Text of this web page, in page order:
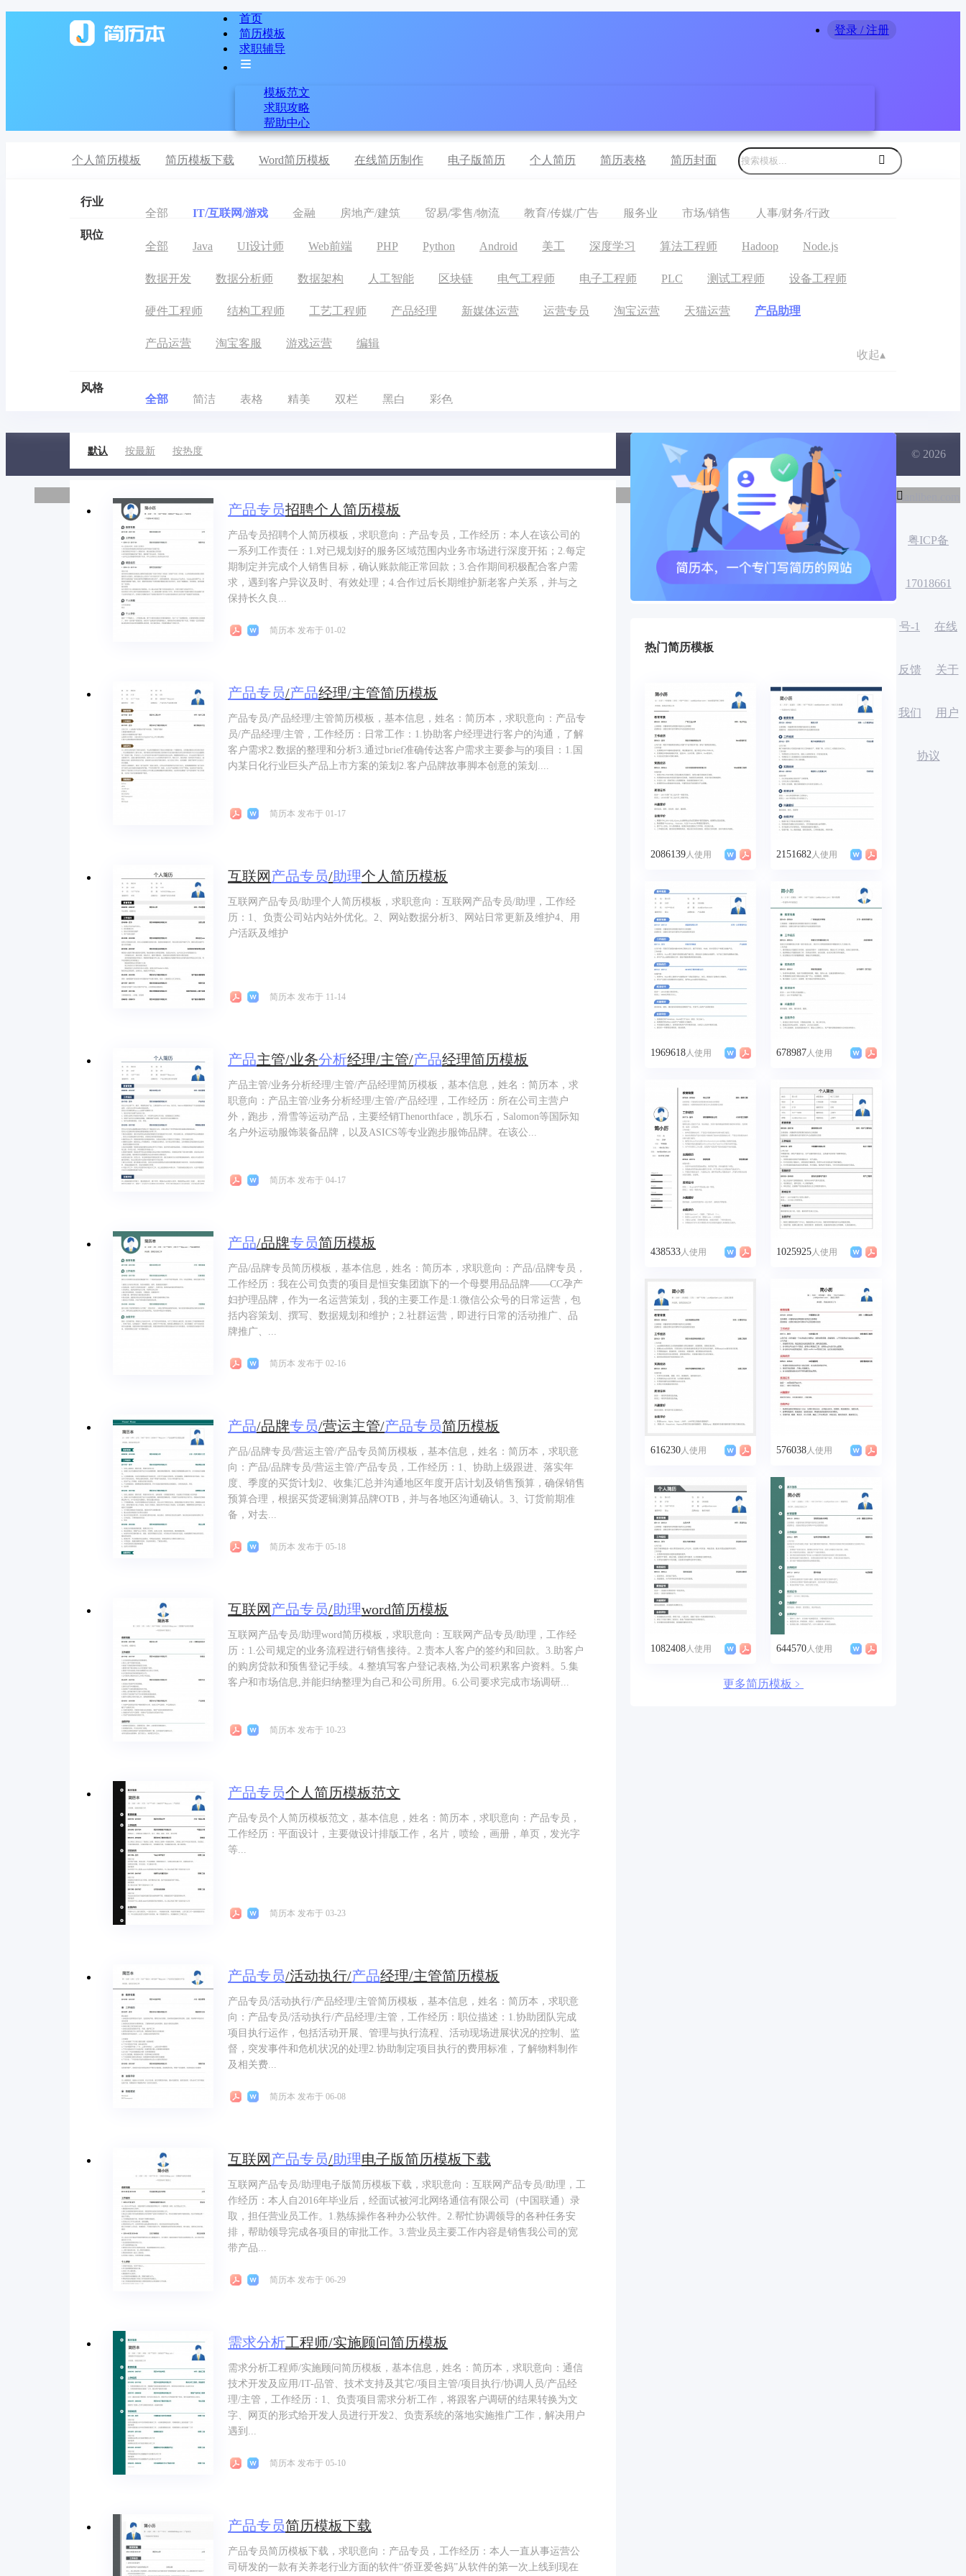
首页
简历模板
求职辅导
模板范文
求职攻略
帮助中心
登录 / 注册
个人简历模板 简历模板下载 Word简历模板 在线简历制作 电子版简历 个人简历 简历表格 简历封面 
行业
全部
IT/互联网/游戏 金融 房地产/建筑 贸易/零售/物流 教育/传媒/广告 服务业 市场/销售
人事/财务/行政
职位
全部
Java UI设计师 Web前端 PHP Python Android 美工 深度学习 算法工程师 Hadoop Node.js
数据开发 数据分析师 数据架构 人工智能 区块链 电气工程师 电子工程师 PLC 测试工程师 设备工程师
硬件工程师 结构工程师 工艺工程师 产品经理 新媒体运营 运营专员 淘宝运营 天猫运营 产品助理
产品运营 淘宝客服 游戏运营
编辑
收起▴
风格
全部
简洁 表格 精美 双栏 黑白 彩色
默认 按最新 按热度
产品专员招聘个人简历模板
产品专员招聘个人简历模板，求职意向：产品专员，工作经历：本人在该公司的
一系列工作责任：1.对已规划好的服务区域范围内业务市场进行深度开拓；2.每定
期制定并完成个人销售目标，确认账款能正常回款；3.合作期间积极配合客户需
求，遇到客户异议及时、有效处理；4.合作过后长期维护新老客户关系，并与之
保持长久良...
简历本 发布于 01-02
产品专员/产品经理/主管简历模板
产品专员/产品经理/主管简历模板，基本信息，姓名：简历本，求职意向：产品专
员/产品经理/主管，工作经历：日常工作：1.协助客户经理进行客户的沟通，了解
客户需求2.数据的整理和分析3.通过brief准确传达客户需求主要参与的项目：1.国
内某日化行业巨头产品上市方案的策划2.客户品牌故事脚本创意的策划....
简历本 发布于 01-17
互联网产品专员/助理个人简历模板
互联网产品专员/助理个人简历模板，求职意向：互联网产品专员/助理，工作经
历：1、负责公司站内站外优化。2、网站数据分析3、网站日常更新及维护4、用
户活跃及维护
简历本 发布于 11-14
产品主管/业务分析经理/主管/产品经理简历模板
产品主管/业务分析经理/主管/产品经理简历模板，基本信息，姓名：简历本，求
职意向：产品主管/业务分析经理/主管/产品经理，工作经历：所在公司主营户
外，跑步，滑雪等运动产品，主要经销Thenorthface，凯乐石，Salomon等国际知
名户外运动服饰装备品牌，以及ASICS等专业跑步服饰品牌。在该公...
简历本 发布于 04-17
产品/品牌专员简历模板
产品/品牌专员简历模板，基本信息，姓名：简历本，求职意向：产品/品牌专员，
工作经历：我在公司负责的项目是恒安集团旗下的一个母婴用品品牌——CC孕产
妇护理品牌，作为一名运营策划，我的主要工作是:1.微信公众号的日常运营，包
括内容策划、撰写、数据规划和维护；2.社群运营，即进行日常的活动推广、品
牌推广、...
简历本 发布于 02-16
产品/品牌专员/营运主管/产品专员简历模板
产品/品牌专员/营运主管/产品专员简历模板，基本信息，姓名：简历本，求职意
向：产品/品牌专员/营运主管/产品专员，工作经历：1、协助上级跟进、落实年
度、季度的买货计划2、收集汇总并沟通地区年度开店计划及销售预算，确保销售
预算合理，根据买货逻辑测算品牌OTB，并与各地区沟通确认。3、订货前期准
备，对去...
简历本 发布于 05-18
互联网产品专员/助理word简历模板
互联网产品专员/助理word简历模板，求职意向：互联网产品专员/助理，工作经
历：1.公司规定的业务流程进行销售接待。2.责本人客户的签约和回款。3.助客户
的购房贷款和预售登记手续。4.整填写客户登记表格,为公司积累客户资料。5.集
客户和市场信息,并能归纳整理为自己和公司所用。6.公司要求完成市场调研...
简历本 发布于 10-23
产品专员个人简历模板范文
产品专员个人简历模板范文，基本信息，姓名：简历本，求职意向：产品专员，
工作经历：平面设计，主要做设计排版工作，名片，喷绘，画册，单页，发光字
等...
简历本 发布于 03-23
产品专员/活动执行/产品经理/主管简历模板
产品专员/活动执行/产品经理/主管简历模板，基本信息，姓名：简历本，求职意
向：产品专员/活动执行/产品经理/主管，工作经历：职位描述：1.协助团队完成
项目执行运作，包括活动开展、管理与执行流程、活动现场进展状况的控制、监
督，突发事件和危机状况的处理2.协助制定项目执行的费用标准，了解物料制作
及相关费...
简历本 发布于 06-08
互联网产品专员/助理电子版简历模板下载
互联网产品专员/助理电子版简历模板下载，求职意向：互联网产品专员/助理，工
作经历：本人自2016年毕业后，经面试被河北网络通信有限公司（中国联通）录
取，担任营业员工作。1.熟练操作各种办公软件。2.帮忙协调领导的各种任务安
排，帮助领导完成各项目的审批工作。3.营业员主要工作内容是销售我公司的宽
带产品...
简历本 发布于 06-29
需求分析工程师/实施顾问简历模板
需求分析工程师/实施顾问简历模板，基本信息，姓名：简历本，求职意向：通信
技术开发及应用/IT-品管、技术支持及其它/项目主管/项目执行/协调人员/产品经
理/主管，工作经历：1、负责项目需求分析工作，将跟客户调研的结果转换为文
字、网页的形式给开发人员进行开发2、负责系统的落地实施推广工作，解决用户
遇到...
简历本 发布于 05-10
产品专员简历模板下载
产品专员简历模板下载，求职意向：产品专员，工作经历：本人一直从事运营公
司研发的一款有关养老行业方面的软件“侨亚爱爸妈”从软件的第一次上线到现在
热门简历模板
2086139人使用 2151682人使用
1969618人使用 678987人使用
438533 人使用 1025925 人使用
616230人使用 576038人使用
1082408人使用 644570人使用
更多简历模板﹥
© 2026
Jianliben.com
粤ICP备
17018661
号-1 在线
反馈 关于
我们 用户
协议
